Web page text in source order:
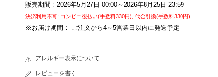
販売期間：2026年5月27日 00:00～2026年8月25日 23:59
決済利用不可: コンビニ後払い(手数料330円), 代金引換(手数料330円)
※お届け期間： ご注文から4～5営業日以内に発送予定
アレルギー表示について
レビューを書く